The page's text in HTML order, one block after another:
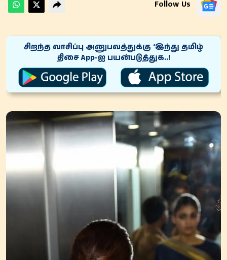
Follow Us
சிறந்த வாசிப்பு அனுபவத்துக்கு ‘இந்து தமிழ்
திசை App-ஐ பயன்படுத்துக..!